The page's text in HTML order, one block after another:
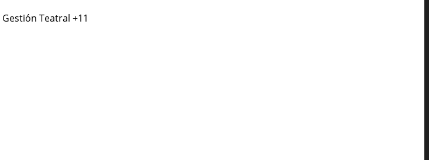
Gestión Teatral +11